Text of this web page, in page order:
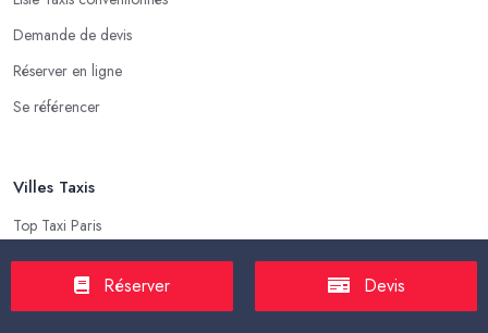
Demande de devis
Réserver en ligne
Se référencer
Villes Taxis
Top Taxi Paris
Top Taxi Marseille
Top Taxi Lyon
Réserver Devis